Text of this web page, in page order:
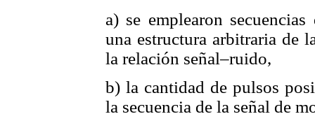
a) se emplearon
una estructura arbitraria de
la relación señal–ruido,
b) la cantidad de pulsos
la secuencia de la señal de